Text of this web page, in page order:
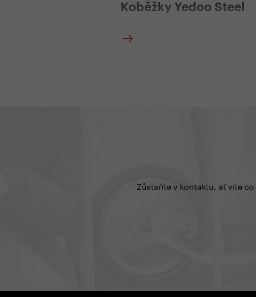
Koběžky Yedoo Steel
Koloběžky řady Steel si oblíbíte.
Zůstaňte v kontaktu, ať víte